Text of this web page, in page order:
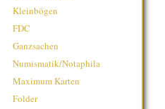
Kleinbögen
FDC
Ganzsachen
Numismatik/Notaphila
Maximum Karten
Folder